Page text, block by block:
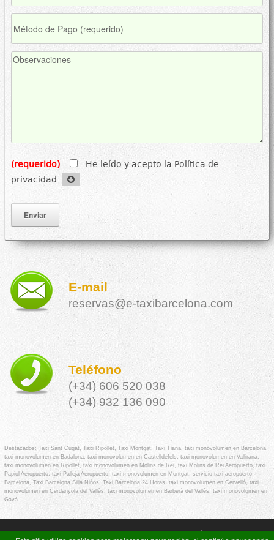
(requerido)
He leído y acepto la Política de
privacidad
E-mail
reservas@e-taxibarcelona.com
Teléfono
(+34) 606 520 038
(+34) 932 136 090
Destacados: Taxi Sant Cugat Taxi Ripollet Taxi Montgat Taxi Tiana taxi monovolumen en Barcelona
taxi monovolumen en Badalona taxi monovolumen en Castelldefels taxi monovolumen en Vallirana
taxi monovolumen en Ripollet taxi monovolumen en Molins de Rei taxi Molins de Rei Aeropuerto taxi
Papiol Aeropuerto, taxi Pallejà Aeropuerto taxi monovolumen en Montgat
servicio taxi aeropuerto
Barcelona Taxi Barcelona Silla Niños Taxi Barcelona 24 Horas taxi monovolumen en Cervelló taxi
monovolumen en Cerdanyola del Vallès
taxi monovolumen en Barberà del Vallès
taxi monovolumen en
Gavà
© E-TAXI BARCELONA - Todos los derechos reservados -Política de Privacidad-